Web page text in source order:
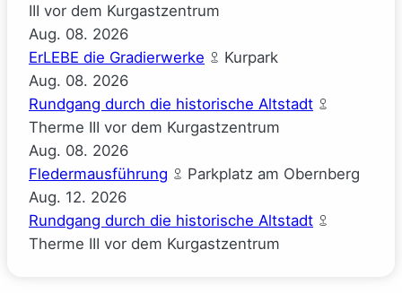
III vor dem Kurgastzentrum
Aug. 08. 2026
ErLEBE die Gradierwerke
Kurpark
Aug. 08. 2026
Rundgang durch die historische Altstadt
Therme III vor dem Kurgastzentrum
Aug. 08. 2026
Fledermausführung
Parkplatz am Obernberg
Aug. 12. 2026
Rundgang durch die historische Altstadt
Therme III vor dem Kurgastzentrum